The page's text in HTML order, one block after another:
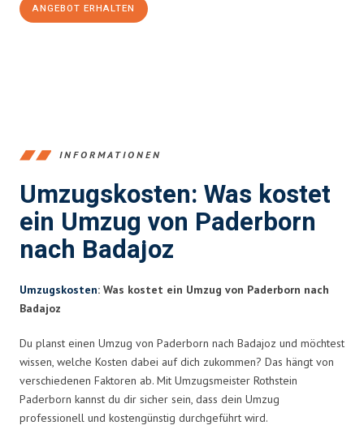
ANGEBOT ERHALTEN
INFORMATIONEN
Umzugskosten: Was kostet
ein Umzug von Paderborn
nach Badajoz
Umzugskosten: Was kostet ein Umzug von Paderborn nach
Badajoz
Du planst einen Umzug von Paderborn nach Badajoz und möchtest
wissen, welche Kosten dabei auf dich zukommen? Das hängt von
verschiedenen Faktoren ab. Mit Umzugsmeister Rothstein
Paderborn kannst du dir sicher sein, dass dein Umzug
professionell und kostengünstig durchgeführt wird.